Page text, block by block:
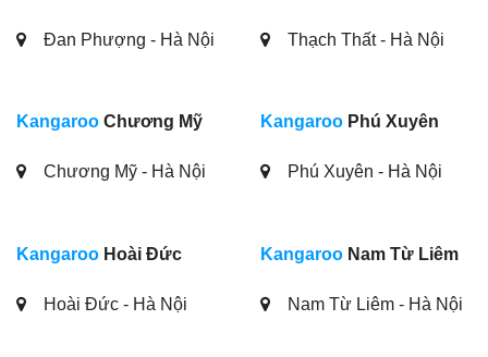
Đan Phượng - Hà Nội Thạch Thất - Hà Nội
Kangaroo Chương Mỹ
Chương Mỹ - Hà Nội
Kangaroo Phú Xuyên
Phú Xuyên - Hà Nội
Kangaroo Hoài Đức
Hoài Đức - Hà Nội
Kangaroo Nam Từ Liêm
Nam Từ Liêm - Hà Nội